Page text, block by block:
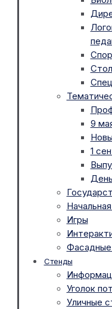
9
1
Игры
Фасадные
Стенды
Уголок
Уличные